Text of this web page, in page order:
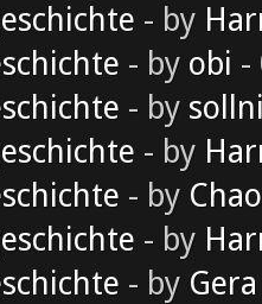
- by
- by obi -
- by
- by
- by
- by
- by Gera